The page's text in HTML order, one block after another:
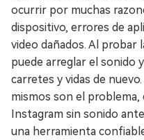
ocurrir por muchas
dispositivo, errores de
video dañados. Al probar
puede arreglar el sonido
carretes y vidas de
mismos son el
Instagram sin sonido
una herramienta